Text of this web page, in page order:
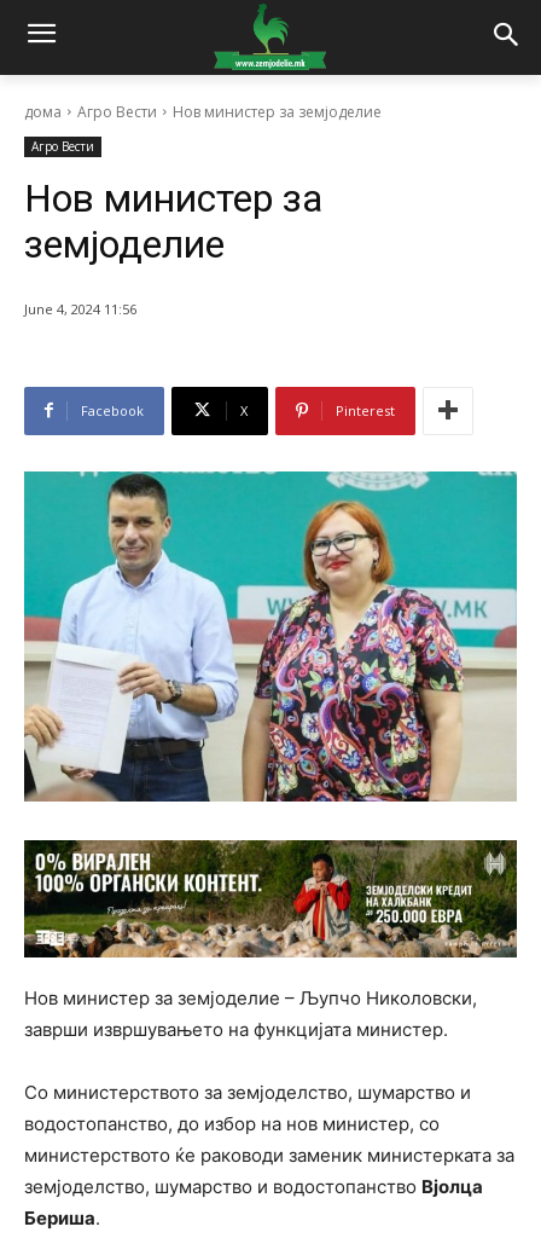
дома Агро Вести Нов министер за земјоделие
Агро Вести
Нов министер за
земјоделие
June 4, 2024 11:56
Facebook X Pinterest
Нов министер за земјоделие – Љупчо Николовски,
заврши извршувањето на функцијата министер.
Со министерството за земјоделство, шумарство и
водостопанство, до избор на нов министер, со
министерството ќе раководи заменик министерката за
земјоделство, шумарство и водостопанство Вјолца
Бериша.